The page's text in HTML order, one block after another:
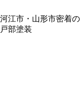
江市・山形市密着の
部塗装